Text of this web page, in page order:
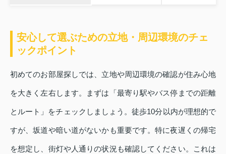
安心して選ぶための立地・周辺環境のチェ
ックポイント
初めてのお部屋探しでは、立地や周辺環境の確認が住み心地
を大きく左右します。まずは「最寄り駅やバス停までの距離
とルート」をチェックしましょう。徒歩10分以内が理想的で
すが、坂道や暗い道がないかも重要です。特に夜遅くの帰宅
を想定し、街灯や人通りの状況も確認してください。これは